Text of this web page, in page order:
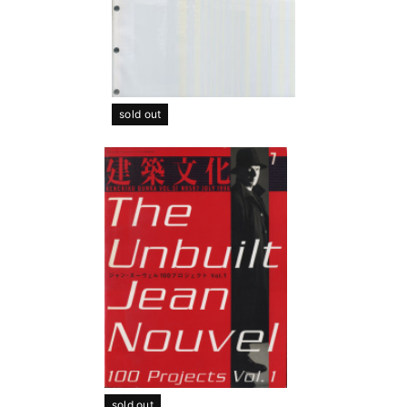
sold out